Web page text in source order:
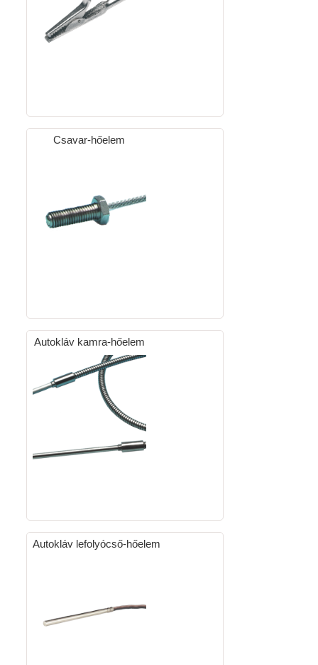
Csavar-hőelem
Autokláv kamra-hőelem
Autokláv lefolyócső-hőelem